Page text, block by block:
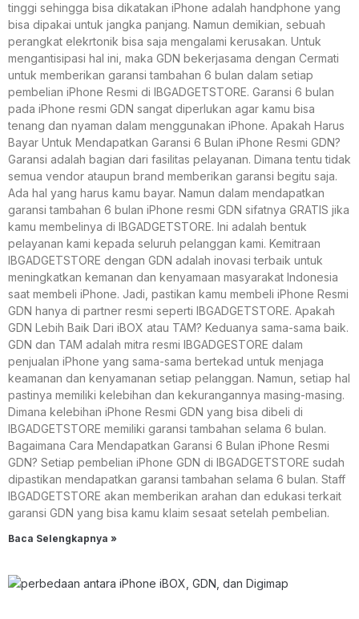
tinggi sehingga bisa dikatakan iPhone adalah handphone yang
bisa dipakai untuk jangka panjang. Namun demikian, sebuah
perangkat elekrtonik bisa saja mengalami kerusakan. Untuk
mengantisipasi hal ini, maka GDN bekerjasama dengan Cermati
untuk memberikan garansi tambahan 6 bulan dalam setiap
pembelian iPhone Resmi di IBGADGETSTORE. Garansi 6 bulan
pada iPhone resmi GDN sangat diperlukan agar kamu bisa
tenang dan nyaman dalam menggunakan iPhone. Apakah Harus
Bayar Untuk Mendapatkan Garansi 6 Bulan iPhone Resmi GDN?
Garansi adalah bagian dari fasilitas pelayanan. Dimana tentu tidak
semua vendor ataupun brand memberikan garansi begitu saja.
Ada hal yang harus kamu bayar. Namun dalam mendapatkan
garansi tambahan 6 bulan iPhone resmi GDN sifatnya GRATIS jika
kamu membelinya di IBGADGETSTORE. Ini adalah bentuk
pelayanan kami kepada seluruh pelanggan kami. Kemitraan
IBGADGETSTORE dengan GDN adalah inovasi terbaik untuk
meningkatkan kemanan dan kenyamaan masyarakat Indonesia
saat membeli iPhone. Jadi, pastikan kamu membeli iPhone Resmi
GDN hanya di partner resmi seperti IBGADGETSTORE. Apakah
GDN Lebih Baik Dari iBOX atau TAM? Keduanya sama-sama baik.
GDN dan TAM adalah mitra resmi IBGADGESTORE dalam
penjualan iPhone yang sama-sama bertekad untuk menjaga
keamanan dan kenyamanan setiap pelanggan. Namun, setiap hal
pastinya memiliki kelebihan dan kekurangannya masing-masing.
Dimana kelebihan iPhone Resmi GDN yang bisa dibeli di
IBGADGETSTORE memiliki garansi tambahan selama 6 bulan.
Bagaimana Cara Mendapatkan Garansi 6 Bulan iPhone Resmi
GDN? Setiap pembelian iPhone GDN di IBGADGETSTORE sudah
dipastikan mendapatkan garansi tambahan selama 6 bulan. Staff
IBGADGETSTORE akan memberikan arahan dan edukasi terkait
garansi GDN yang bisa kamu klaim sesaat setelah pembelian.
Baca Selengkapnya »